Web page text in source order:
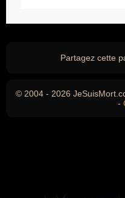
Partagez cette
© 2004 - 2026
-